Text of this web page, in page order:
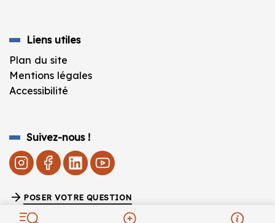
Liens utiles
Plan du site
Mentions légales
Accessibilité
Suivez-nous !
POSER VOTRE QUESTION